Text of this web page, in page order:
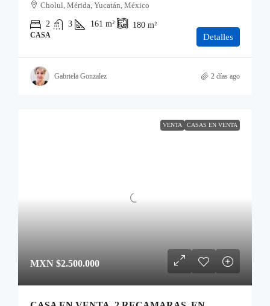
Cholul, Mérida, Yucatán, México
2 3 161 m² 180 m²
CASA Detalles
Gabriela Gonzalez 2 días ago
VENTA CASAS EN VENTA
MXN $2.500.000